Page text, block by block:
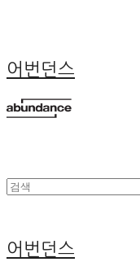
어번던스
어번던스